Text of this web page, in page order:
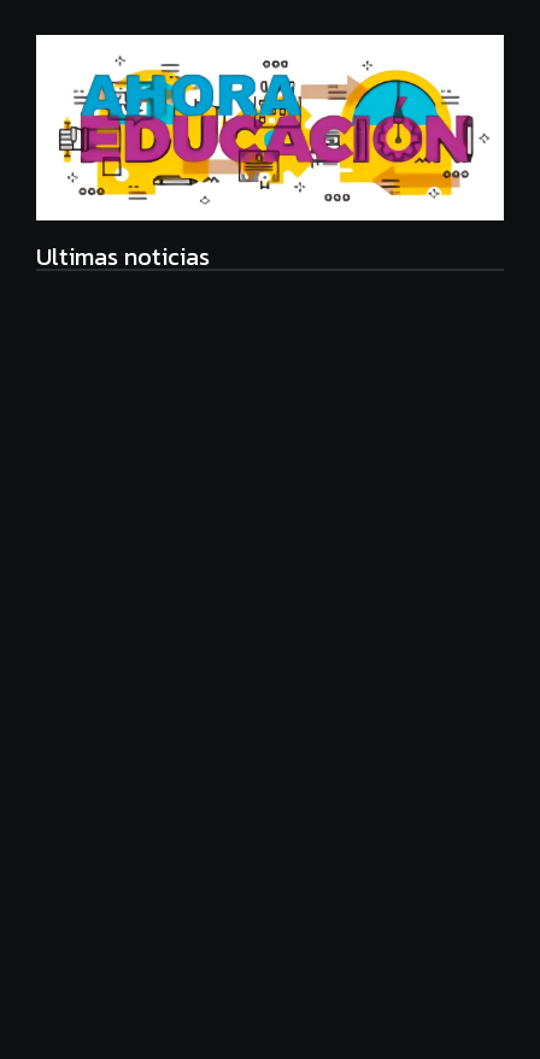
Ultimas noticias